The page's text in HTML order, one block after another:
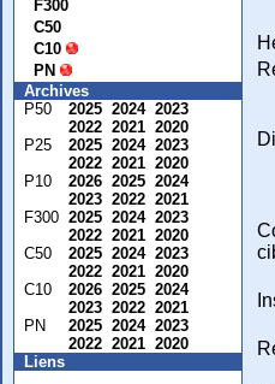
F300
C50
C10
PN
Archives
P50
2025 2024 2023
2022 2021 2020
P25
2025 2024 2023
2022 2021 2020
P10
2026 2025 2024
2023 2022 2021
F300 2025 2024 2023
2022 2021 2020
C50
2025 2024 2023
2022 2021 2020
C10
2026 2025 2024
2023 2022 2021
PN
2025 2024 2023
2022 2021 2020
Liens